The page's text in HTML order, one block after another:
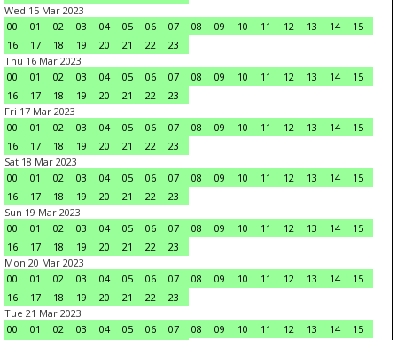
Wed 15 Mar 2023
00
01 02 03 04 05 06 07 08 09 10 11 12 13 14
15
16
17 18 19 20 21 22
23
Thu 16 Mar 2023
00
01 02 03 04 05 06 07 08 09 10 11 12 13 14
15
16
17 18 19 20 21 22
23
Fri 17 Mar 2023
00
01 02 03 04 05 06 07 08 09 10 11 12 13 14
15
16
17 18 19 20 21 22
23
Sat 18 Mar 2023
00
01 02 03 04 05 06 07 08 09 10 11 12 13 14
15
16
17 18 19 20 21 22
23
Sun 19 Mar 2023
00
01 02 03 04 05 06 07 08 09 10 11 12 13 14
15
16
17 18 19 20 21 22
23
Mon 20 Mar 2023
00
01 02 03 04 05 06 07 08 09 10 11 12 13 14
15
16
17 18 19 20 21 22
23
Tue 21 Mar 2023
00
01 02 03 04 05 06 07 08 09 10 11 12 13 14
15